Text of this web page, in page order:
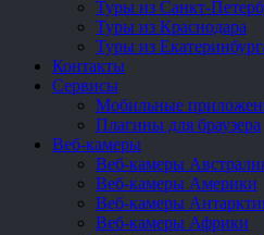
Туры из Санкт-
Туры из Краснодара
Туры из
Контакты
Сервисы
Мобильные
Плагины для браузера
Веб-камеры
Веб-камеры
Веб-камеры Америки
Веб-камеры
Веб-камеры Африки